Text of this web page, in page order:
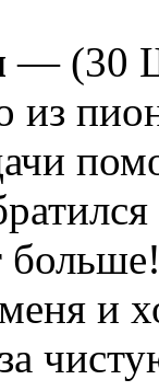
— (30
и